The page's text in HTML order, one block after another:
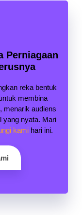
Perniagaan
reka bentuk
membina
menarik audiens
yang nyata. Mari
kamihari ini.